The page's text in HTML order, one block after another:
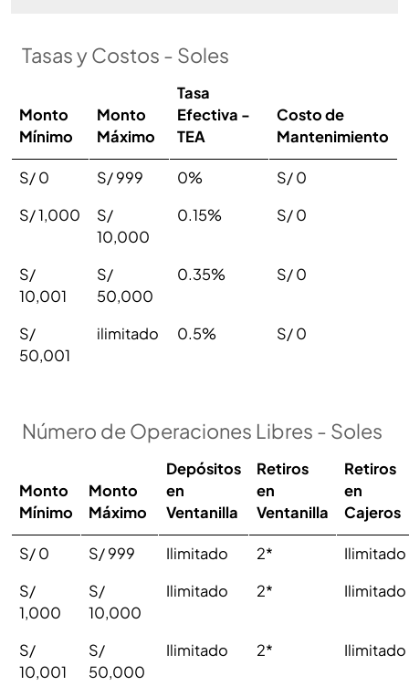
Tasas y Costos - Soles
Monto
Mínimo
Monto
Máximo
Tasa
Efectiva -
TEA
Costo de
Mantenimiento
S/ 0 S/ 999 0%
S/ 0
S/ 1,000
S/
10,000
0.15% S/ 0
S/
10,001
S/
50,000
0.35% S/ 0
S/
50,001
ilimitado 0.5% S/ 0
Número de Operaciones Libres - Soles
Monto
Mínimo
Monto
Máximo
Depósitos
en
Ventanilla
Retiros
en
Ventanilla
Retiros
en
Cajeros
S/ 0 S/ 999 Ilimitado 2*
Ilimitado
S/
1,000
S/
10,000
Ilimitado 2* Ilimitado
S/
10,001
S/
50,000
Ilimitado 2* Ilimitado